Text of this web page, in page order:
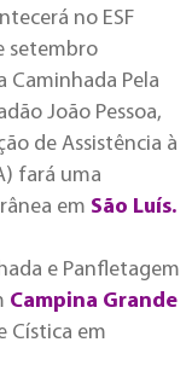
no ESF
setembro
Caminhada Pela
João Pessoa,
de Assistência à
fará uma
em São Luís.
e Panfletagem
Campina Grande
Cística em